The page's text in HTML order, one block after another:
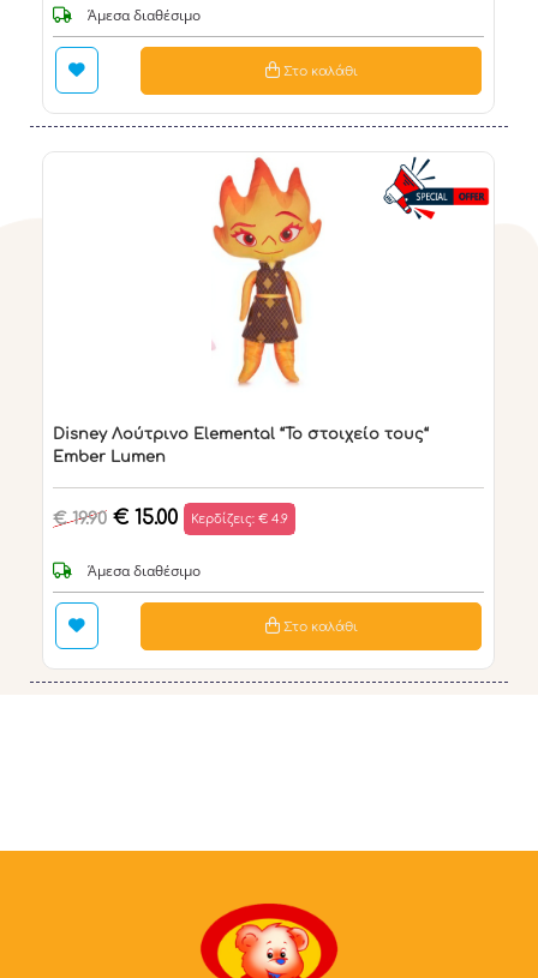
Άμεσα διαθέσιμο
Στο καλάθι
Disney Λούτρινο Elemental “Το στοιχείο τους“
Ember Lumen
€ 19.90 € 15.00 Κερδίζεις: € 4.9
Άμεσα διαθέσιμο
Στο καλάθι